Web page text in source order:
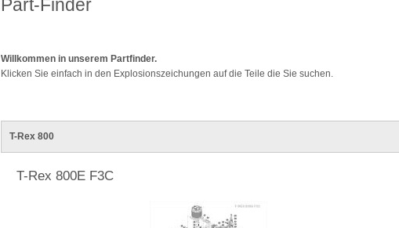
Part-Finder
Willkommen in unserem Partfinder.
Klicken Sie einfach in den Explosionszeichungen auf die Teile die Sie suchen.
T-Rex 800
T-Rex 800E F3C